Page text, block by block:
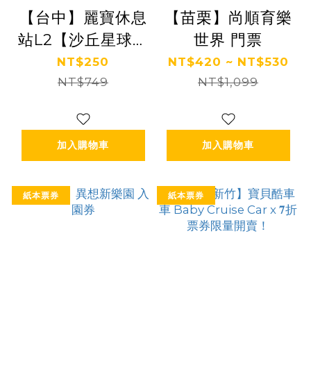
【台中】麗寶休息
站L2【沙丘星球】
(追風奇幻島集團)
【2027/09/30】
NT$250
NT$749
加入購物車
【苗栗】尚順育樂
世界 門票
NT$420 ~ NT$530
NT$1,099
加入購物車
紙本票券 紙本票券